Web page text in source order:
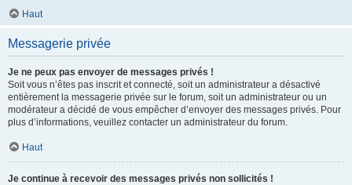
Haut
Messagerie privée
Je ne peux pas envoyer de messages privés !
Soit vous n’êtes pas inscrit et connecté, soit un administrateur a désactivé
entièrement la messagerie privée sur le forum, soit un administrateur ou un
modérateur a décidé de vous empêcher d’envoyer des messages privés. Pour
plus d’informations, veuillez contacter un administrateur du forum.
Haut
Je continue à recevoir des messages privés non sollicités !